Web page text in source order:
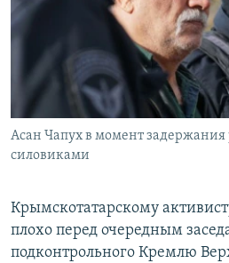
ПОБЕДИТЕЛЕЙ НЕ СУДЯТ?
КРЫМ.НЕПОКОРЕННЫЙ
ELIFBE
УКРАИНСКАЯ ПРОБЛЕМА КРЫМА
ПРИСОЕДИНЯЙТЕСЬ!
Все сайты RFE/RL
Асан Чапух в момент
силовиками
Крымскотатарскому
плохо перед очередным
подконтрольного Кремлю